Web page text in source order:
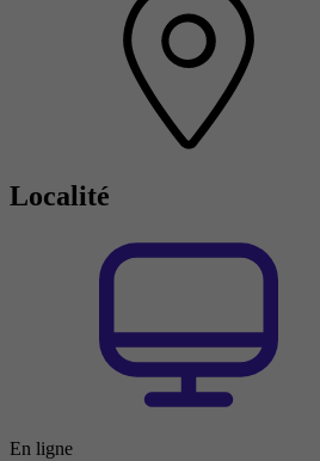
Localité
En ligne